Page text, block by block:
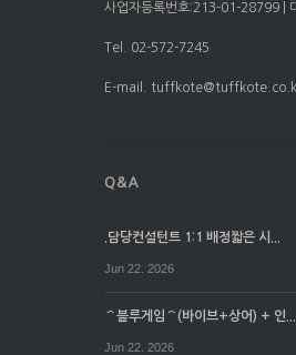
사업자등록번호:213-01-28799 |
Tel. 02-572-7245
E-mail.
.담당컨설턴트 1:1 배정짧은 시...
Jun 22. 2026
⌒블루게임⌒(바이브+상어) + 인...
Jun 22. 2026